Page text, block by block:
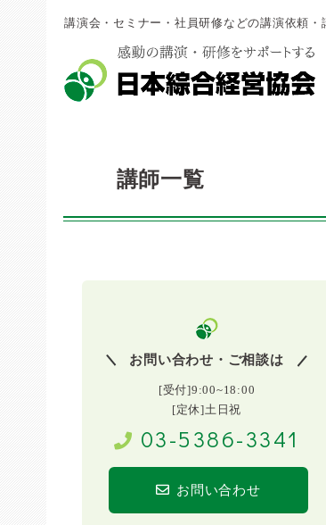
講演会・セミナー・社員研修などの講演依頼
講師一覧
お問い合わせ・ご相談は
[受付]9:00~18:00
[定休]土日祝
03-5386-3341
お問い合わせ